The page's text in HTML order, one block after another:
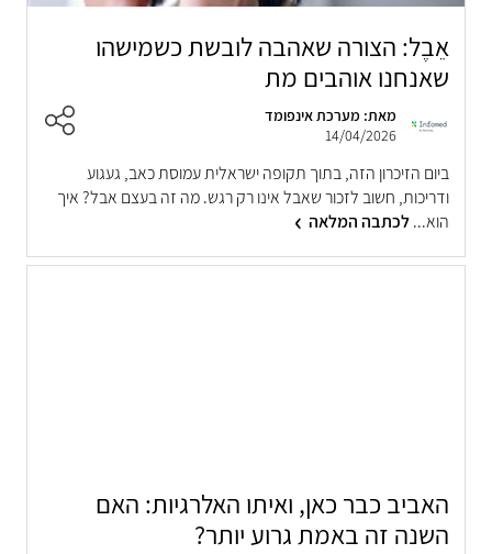
אֵבֶל: הצורה שאהבה לובשת כשמישהו
שאנחנו אוהבים מת
מאת: מערכת אינפומד
14/04/2026
ביום הזיכרון הזה, בתוך תקופה ישראלית עמוסת כאב, געגוע
ודריכות, חשוב לזכור שאבל אינו רק רגש. מה זה בעצם אבל? איך
הוא...לכתבה המלאה
האביב כבר כאן, ואיתו האלרגיות: האם
השנה זה באמת גרוע יותר?